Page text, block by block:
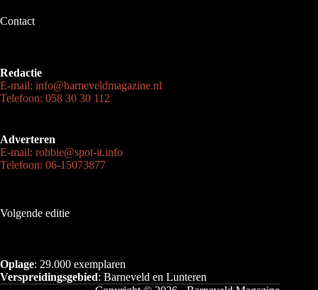
Contact
Redactie
E-mail: info@barneveldmagazine.nl
Telefoon: 058 30 30 112
Adverteren
E-mail: robbie@spot-it.info
Telefoon: 06-15073877
Volgende editie
Oplage: 29.000 exemplaren
Verspreidingsgebied: Barneveld en Lunteren